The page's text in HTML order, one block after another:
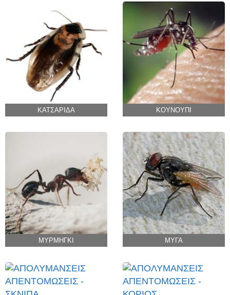
ΚΑΤΣΑΡΙΔΑ ΚΟΥΝΟΥΠΙ
ΜΥΡΜΗΓΚΙ ΜΥΓΑ